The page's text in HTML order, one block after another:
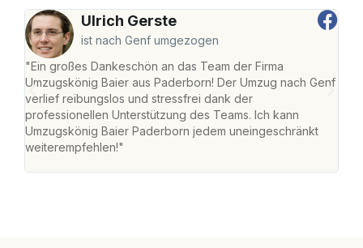
Ulrich Gerste
ist nach Genf umgezogen
"Ein großes Dankeschön an das Team der Firma
Umzugskönig Baier aus Paderborn! Der Umzug nach Genf
verlief reibungslos und stressfrei dank der
professionellen Unterstützung des Teams. Ich kann
Umzugskönig Baier Paderborn jedem uneingeschränkt
weiterempfehlen!"